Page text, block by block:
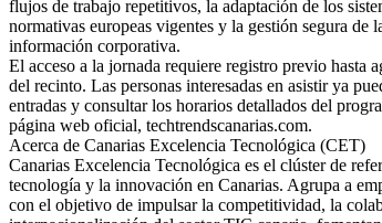
flujos de trabajo repetitivos, la adaptación de los
normativas europeas vigentes y la gestión segura de
información corporativa.
El acceso a la jornada requiere registro previo hasta
del recinto. Las personas interesadas en asistir ya
entradas y consultar los horarios detallados del
página web oficial, techtrendscanarias.com.
Acerca de Canarias Excelencia Tecnológica (CET)
Canarias Excelencia Tecnológica es el clúster de
tecnología y la innovación en Canarias. Agrupa a
con el objetivo de impulsar la competitividad, la